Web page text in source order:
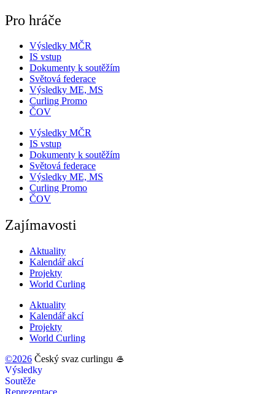
Pro hráče
Výsledky MČR
IS vstup
Dokumenty k soutěžím
Světová federace
Výsledky ME, MS
Curling Promo
ČOV
Výsledky MČR
IS vstup
Dokumenty k soutěžím
Světová federace
Výsledky ME, MS
Curling Promo
ČOV
Zajímavosti
Aktuality
Kalendář akcí
Projekty
World Curling
Aktuality
Kalendář akcí
Projekty
World Curling
©2026 Český svaz curlingu 🥌
Výsledky
Soutěže